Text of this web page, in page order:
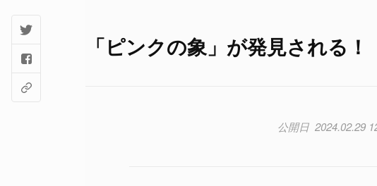
「ピンクの象」が発見される！
2024.02.29